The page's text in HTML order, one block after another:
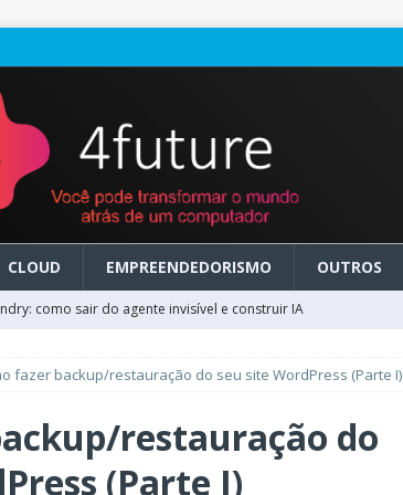
CLOUD EMPREENDEDORISMO OUTROS
como sair do agente invisível e construir IA
do clássico sem transformar IA em dívida
desenhar experiências de voz em tempo
fazer backup/restauração do seu site WordPress (Parte I)
restauração do
(Parte I)